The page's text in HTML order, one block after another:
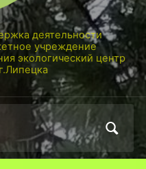
деятельности
учреждение
экологический центр